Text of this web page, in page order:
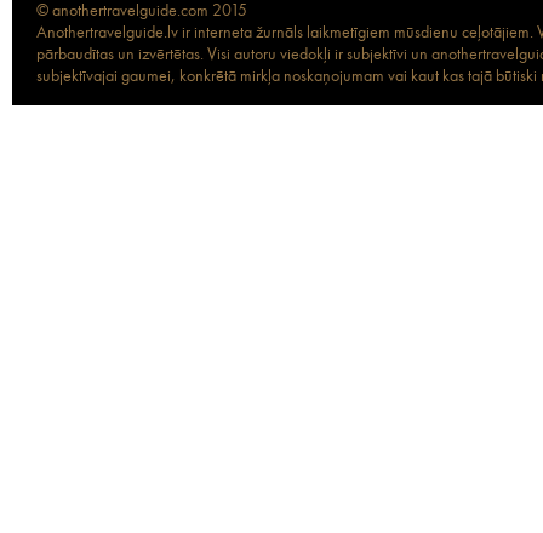
© anothertravelguide.com 2015
Anothertravelguide.lv ir interneta žurnāls laikmetīgiem mūsdienu
pārbaudītas un izvērtētas. Visi autoru viedokļi ir subjektīvi un
subjektīvajai gaumei, konkrētā mirkļa noskaņojumam vai kaut kas tajā